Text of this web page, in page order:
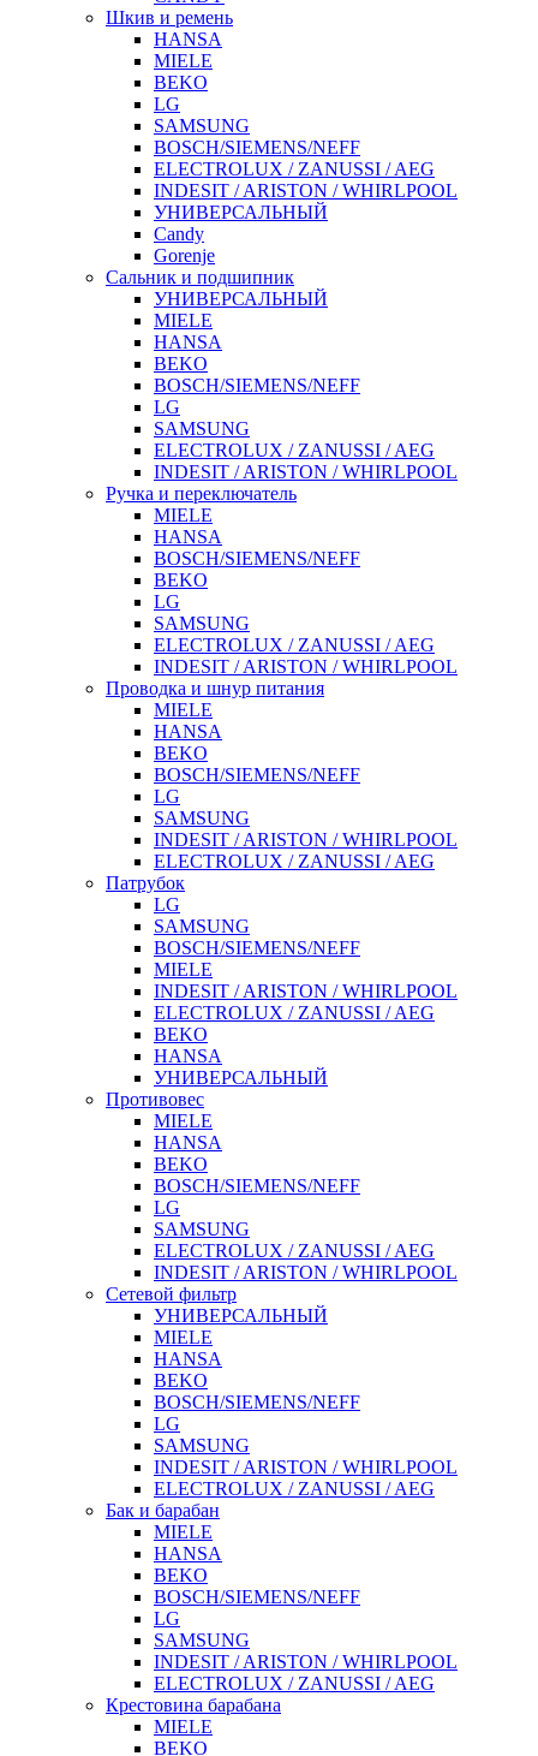
Шкив и ремень
HANSA
MIELE
BEKO
LG
SAMSUNG
BOSCH/SIEMENS/NEFF
ELECTROLUX / ZANUSSI / AEG
INDESIT / ARISTON / WHIRLPOOL
УНИВЕРСАЛЬНЫЙ
Candy
Gorenje
Сальник и подшипник
УНИВЕРСАЛЬНЫЙ
MIELE
HANSA
BEKO
BOSCH/SIEMENS/NEFF
LG
SAMSUNG
ELECTROLUX / ZANUSSI / AEG
INDESIT / ARISTON / WHIRLPOOL
Ручка и переключатель
MIELE
HANSA
BOSCH/SIEMENS/NEFF
BEKO
LG
SAMSUNG
ELECTROLUX / ZANUSSI / AEG
INDESIT / ARISTON / WHIRLPOOL
Проводка и шнур питания
MIELE
HANSA
BEKO
BOSCH/SIEMENS/NEFF
LG
SAMSUNG
INDESIT / ARISTON / WHIRLPOOL
ELECTROLUX / ZANUSSI / AEG
Патрубок
LG
SAMSUNG
BOSCH/SIEMENS/NEFF
MIELE
INDESIT / ARISTON / WHIRLPOOL
ELECTROLUX / ZANUSSI / AEG
BEKO
HANSA
УНИВЕРСАЛЬНЫЙ
Противовес
MIELE
HANSA
BEKO
BOSCH/SIEMENS/NEFF
LG
SAMSUNG
ELECTROLUX / ZANUSSI / AEG
INDESIT / ARISTON / WHIRLPOOL
Сетевой фильтр
УНИВЕРСАЛЬНЫЙ
MIELE
HANSA
BEKO
BOSCH/SIEMENS/NEFF
LG
SAMSUNG
INDESIT / ARISTON / WHIRLPOOL
ELECTROLUX / ZANUSSI / AEG
Бак и барабан
MIELE
HANSA
BEKO
BOSCH/SIEMENS/NEFF
LG
SAMSUNG
INDESIT / ARISTON / WHIRLPOOL
ELECTROLUX / ZANUSSI / AEG
Крестовина барабана
MIELE
BEKO